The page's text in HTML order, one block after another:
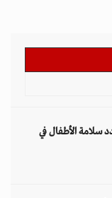
سلامة الأطفال في